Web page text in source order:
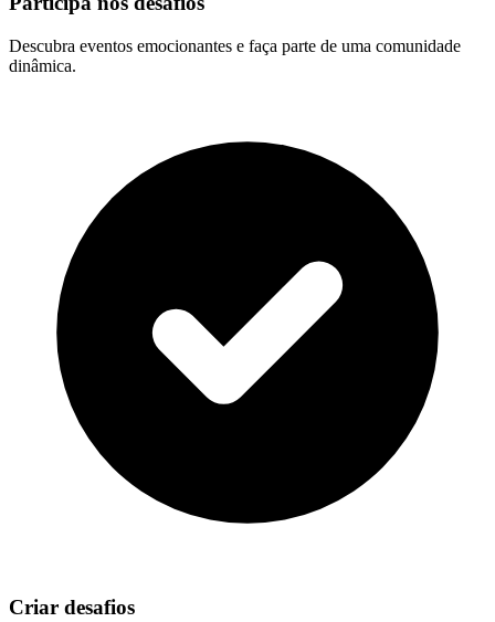
Descubra eventos emocionantes e faça parte de uma comunidade
dinâmica.
Criar desafios